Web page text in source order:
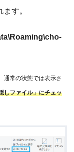
す。
通常の状態では表示さ
しファイル」にチェッ